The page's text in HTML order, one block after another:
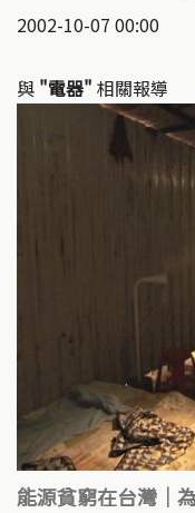
2002-10-07 00:00
與 "電器" 相關報導
能源貧窮在台灣│